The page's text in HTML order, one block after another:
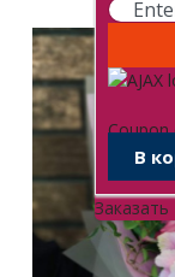
Coupon
В
Заказать